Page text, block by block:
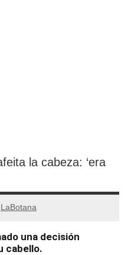
la cabeza: ‘era
LaBotana
una decisión
cabello.